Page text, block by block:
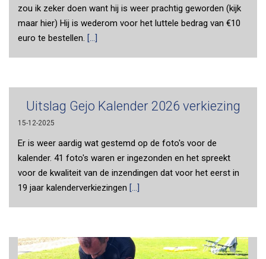
zou ik zeker doen want hij is weer prachtig geworden (kijk
maar hier) Hij is wederom voor het luttele bedrag van €10
euro te bestellen. [...]
Uitslag Gejo Kalender 2026 verkiezing
15-12-2025
Er is weer aardig wat gestemd op de foto's voor de
kalender. 41 foto's waren er ingezonden en het spreekt
voor de kwaliteit van de inzendingen dat voor het eerst in
19 jaar kalenderverkiezingen [...]